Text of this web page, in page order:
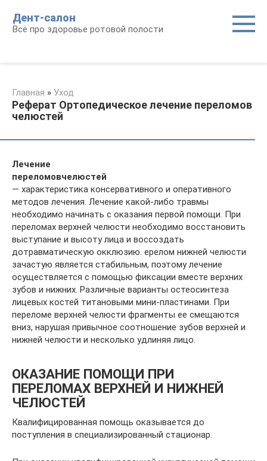
контенту
Дент-салон
Всё про здоровье ротовой полости
Главная » Уход
Реферат Ортопедическое лечение переломов
челюстей
Лечение
переломовчелюстей
— характеристика консервативного и оперативного
методов лечения. Лечение какой-либо травмы
необходимо начинать с оказания первой помощи. При
переломах верхней челюсти необходимо восстановить
выступание и высоту лица и воссоздать
дотравматическую окклюзию. ерелом нижней челюсти
зачастую является стабильным, поэтому лечение
осуществляется с помощью фиксации вместе верхних
зубов и нижних. Различные варианты остеосинтеза
лицевых костей титановыми мини-пластинами. При
переломе верхней челюсти фрагменты ее смещаются
вниз, нарушая привычное соотношение зубов верхней и
нижней челюсти и несколько удлиняя лицо.
ОКАЗАНИЕ ПОМОЩИ ПРИ
ПЕРЕЛОМАХ ВЕРХНЕЙ И НИЖНЕЙ
ЧЕЛЮСТЕЙ
Квалифицированная помощь оказывается до
поступления в специализированный стационар.